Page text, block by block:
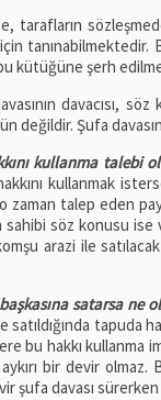
tarafların
için
kütüğüne şerh
davacısı,
değildir. Şufa
kullanma talebi
kullanmak
zaman talep eden
söz konusu
arazi ile
satarsa ne
tapuda
bu hakkı kullanma
bir devir olmaz.
davası sürerken